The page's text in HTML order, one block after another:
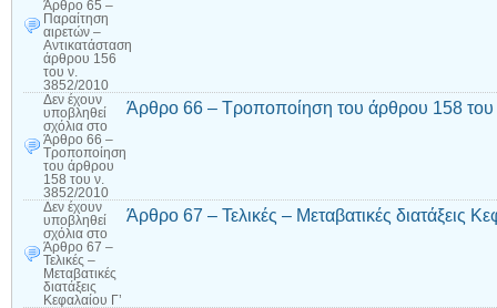
Άρθρο 65 –
Παραίτηση
αιρετών –
Αντικατάσταση
άρθρου 156
του ν.
3852/2010
Δεν έχουν
υποβληθεί
σχόλια στο
Άρθρο 66 –
Τροποποίηση
του άρθρου
158 του ν.
3852/2010
Άρθρο 66 – Τροποποίηση του άρθρου 158
Δεν έχουν
υποβληθεί
σχόλια στο
Άρθρο 67 –
Τελικές –
Μεταβατικές
διατάξεις
Κεφαλαίου Γ’
Άρθρο 67 – Τελικές – Μεταβατικές διατάξεις